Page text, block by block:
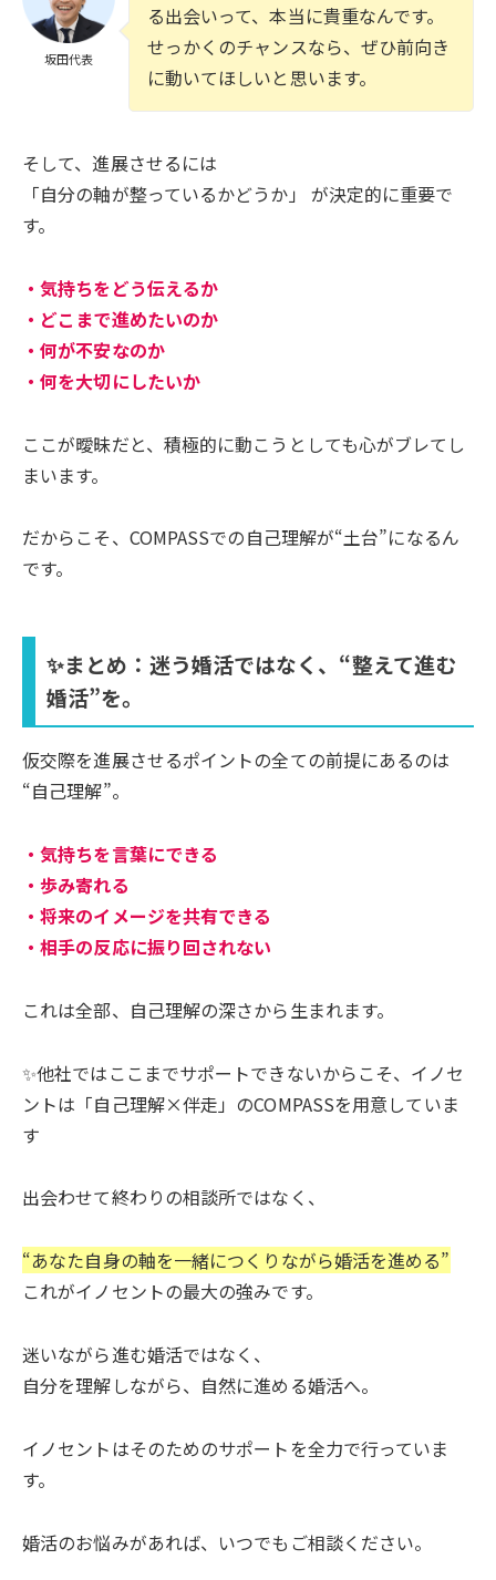
坂田代表
る出会いって、本当に貴重なんです。
せっかくのチャンスなら、ぜひ前向き
に動いてほしいと思います。
そして、進展させるには
「自分の軸が整っているかどうか」 が決定的に重要で
す。
・気持ちをどう伝えるか
・どこまで進めたいのか
・何が不安なのか
・何を大切にしたいか
ここが曖昧だと、積極的に動こうとしても心がブレてし
まいます。
だからこそ、COMPASSでの自己理解が“土台”になるん
です。
✨まとめ：迷う婚活ではなく、“整えて進む
婚活”を。
仮交際を進展させるポイントの全ての前提にあるのは
“自己理解”。
・気持ちを言葉にできる
・歩み寄れる
・将来のイメージを共有できる
・相手の反応に振り回されない
これは全部、自己理解の深さから生まれます。
✨他社ではここまでサポートできないからこそ、イノセ
ントは「自己理解×伴走」のCOMPASSを用意していま
す
出会わせて終わりの相談所ではなく、
“あなた自身の軸を一緒につくりながら婚活を進める”
これがイノセントの最大の強みです。
迷いながら進む婚活ではなく、
自分を理解しながら、自然に進める婚活へ。
イノセントはそのためのサポートを全力で行っていま
す。
婚活のお悩みがあれば、いつでもご相談ください。